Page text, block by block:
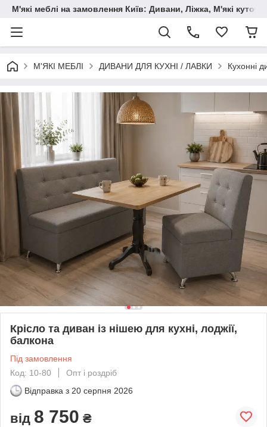
М'які меблі на замовлення Київ: Дивани, Ліжка, М'які
М'ЯКІ МЕБЛІ ДИВАНИ ДЛЯ КУХНІ / ЛАВКИ Кухонні
Крісло та диван із нішею для кухні, лоджії,
балкона
Під замовлення
Код: 10-80
Опт і роздріб
Відправка з 20 серпня 2026
від 8 750 ₴